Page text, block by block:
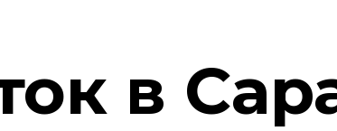
в